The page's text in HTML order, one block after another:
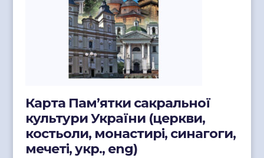
Карта Пам’ятки сакральної
культури України (церкви,
костьоли, монастирі, синагоги,
мечеті, укр., eng)